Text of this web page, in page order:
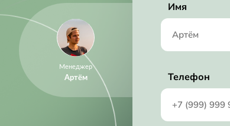
Менеджер
Артём
Имя
Телефон